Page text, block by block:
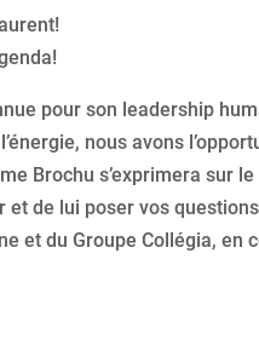
pour son leadership
nous avons
Brochu s’exprimera sur
de lui poser vos
et du Groupe Collégia, en